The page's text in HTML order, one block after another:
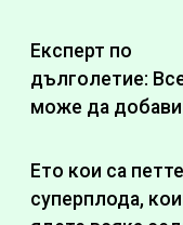
Експерт по
дълголетие:
може да
живота си
Ето кои са петте
суперплода,